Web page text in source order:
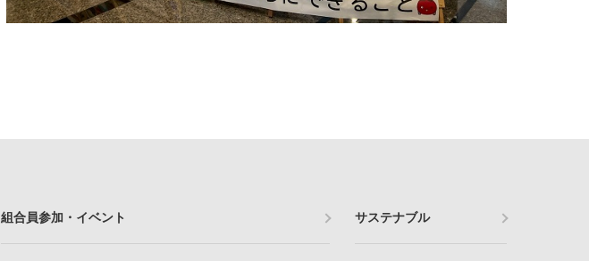
組合員参加・イベント サステナブル